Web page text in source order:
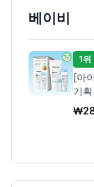
베이비
1위
[아
기획
₩